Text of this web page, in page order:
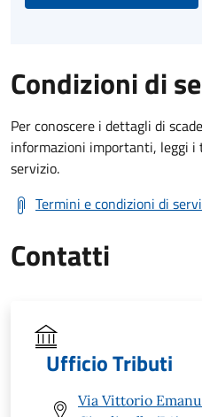
Condizioni di
Per conoscere i dettagli di
informazioni importanti, leggi i
servizio.
Termini e condizioni di
Contatti
Ufficio Tributi
Via Vittorio